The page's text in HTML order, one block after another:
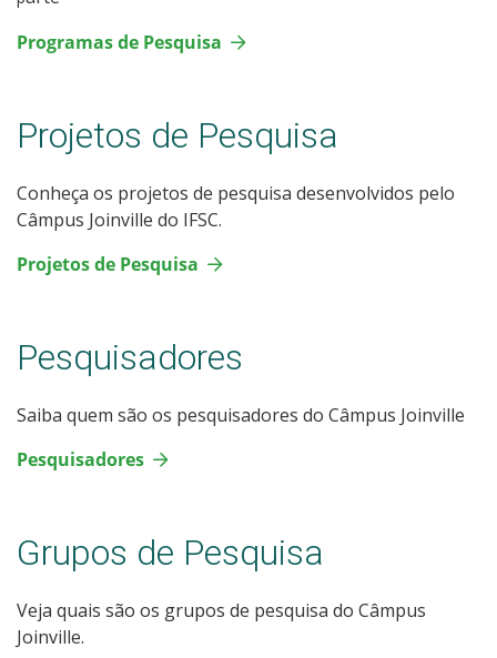
Programas de Pesquisa
Projetos de Pesquisa
Conheça os projetos de pesquisa desenvolvidos pelo
Câmpus Joinville do IFSC.
Projetos de Pesquisa
Pesquisadores
Saiba quem são os pesquisadores do Câmpus Joinville
Pesquisadores
Grupos de Pesquisa
Veja quais são os grupos de pesquisa do Câmpus
Joinville.